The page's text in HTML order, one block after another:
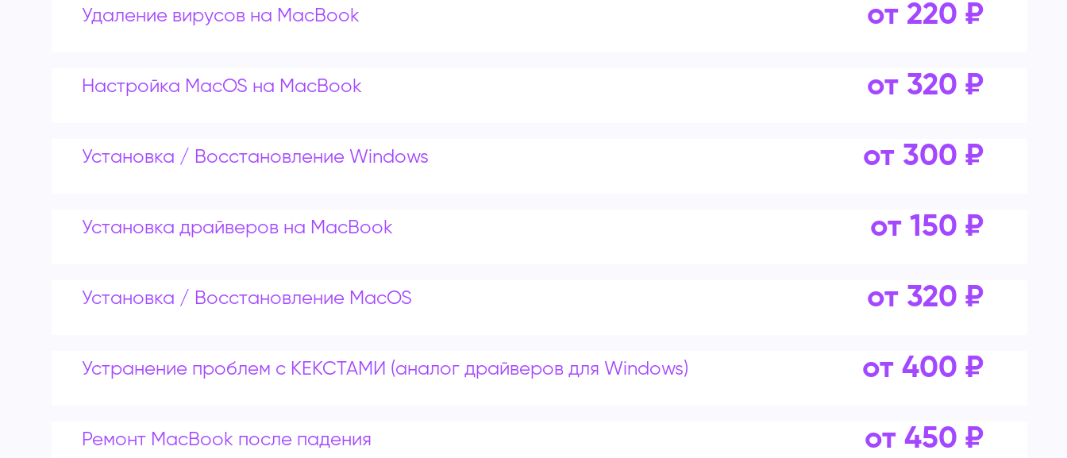
Удаление вирусов на MacBook от 220 ₽
Настройка MacOS на MacBook от 320 ₽
Установка / Восстановление Windows от 300 ₽
Установка драйверов на MacBook от 150 ₽
Установка / Восстановление MacOS от 320 ₽
Устранение проблем с КЕКСТАМИ (аналог драйверов для Windows) от 400 ₽
Ремонт MacBook после падения от 450 ₽